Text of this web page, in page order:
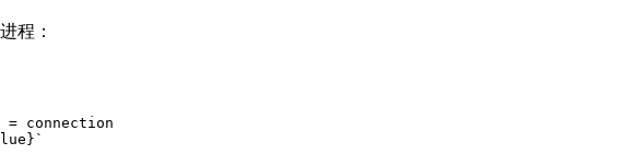
程：
= connection